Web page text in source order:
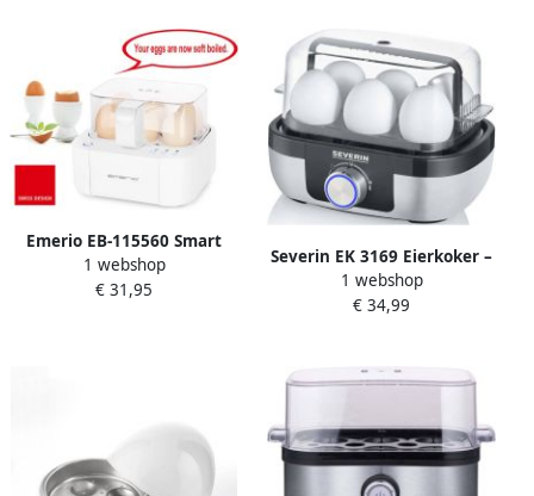
Antislip Zacht Medium of
Hardgekookte Eieren
Emerio EB-115560 Smart
Eierkoker Engels-talig
1 webshop
€ 31,95
Severin EK 3169 Eierkoker –
Voor 6 eieren –
Pocheerinzet –
1 webshop
€ 34,99